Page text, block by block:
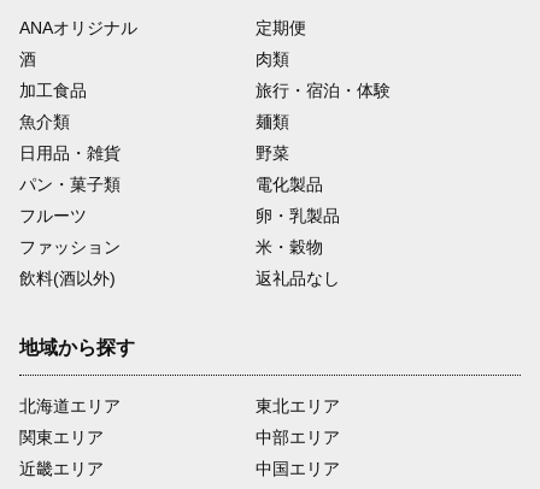
ANAオリジナル
定期便
酒
肉類
加工食品
旅行・宿泊・体験
魚介類
麺類
日用品・雑貨
野菜
パン・菓子類
電化製品
フルーツ
卵・乳製品
ファッション
米・穀物
飲料(酒以外)
返礼品なし
地域から探す
北海道エリア
関東エリア
近畿エリア
東北エリア
中部エリア
中国エリア